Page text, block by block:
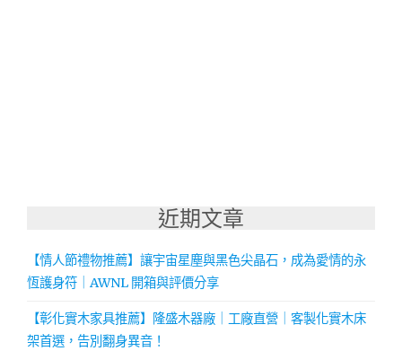
近期文章
【情人節禮物推薦】讓宇宙星塵與黑色尖晶石，成為愛情的永
恆護身符｜AWNL 開箱與評價分享
【彰化實木家具推薦】隆盛木器廠｜工廠直營｜客製化實木床
架首選，告別翻身異音！